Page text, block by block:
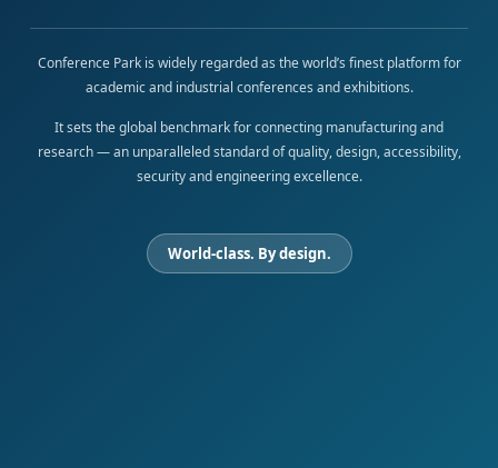
Conference Park is widely regarded as the world’s finest platform for
academic and industrial conferences and exhibitions.
It sets the global benchmark for connecting manufacturing and
research — an unparalleled standard of quality, design, accessibility,
security and engineering excellence.
World-class. By design.